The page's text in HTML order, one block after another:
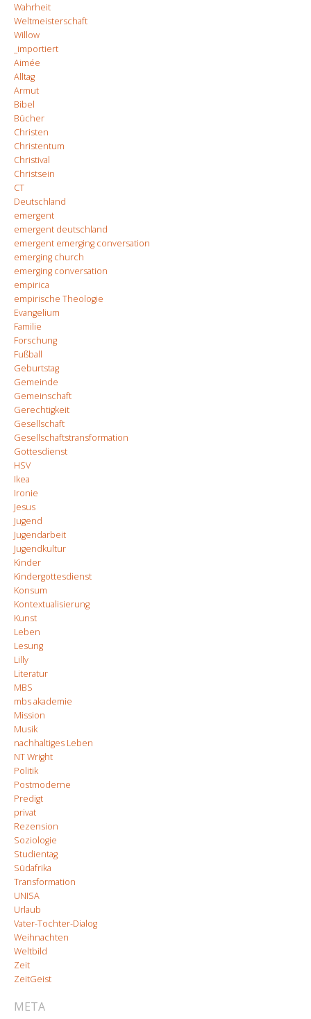
Wahrheit
Weltmeisterschaft
Willow
_importiert
Aimée
Alltag
Armut
Bibel
Bücher
Christen
Christentum
Christival
Christsein
CT
Deutschland
emergent
emergent deutschland
emergent emerging conversation
emerging church
emerging conversation
empirica
empirische Theologie
Evangelium
Familie
Forschung
Fußball
Geburtstag
Gemeinde
Gemeinschaft
Gerechtigkeit
Gesellschaft
Gesellschaftstransformation
Gottesdienst
HSV
Ikea
Ironie
Jesus
Jugend
Jugendarbeit
Jugendkultur
Kinder
Kindergottesdienst
Konsum
Kontextualisierung
Kunst
Leben
Lesung
Lilly
Literatur
MBS
mbs akademie
Mission
Musik
nachhaltiges Leben
NT Wright
Politik
Postmoderne
Predigt
privat
Rezension
Soziologie
Studientag
Südafrika
Transformation
UNISA
Urlaub
Vater-Tochter-Dialog
Weihnachten
Weltbild
Zeit
ZeitGeist
META